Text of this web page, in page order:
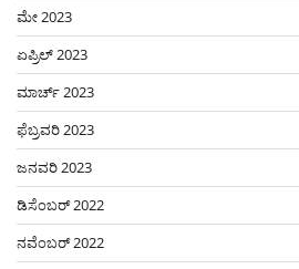
ಮೇ 2023
ಏಪ್ರಿಲ್ 2023
ಮಾರ್ಚ್ 2023
ಫೆಬ್ರವರಿ 2023
ಜನವರಿ 2023
ಡಿಸೆಂಬರ್ 2022
ನವೆಂಬರ್ 2022